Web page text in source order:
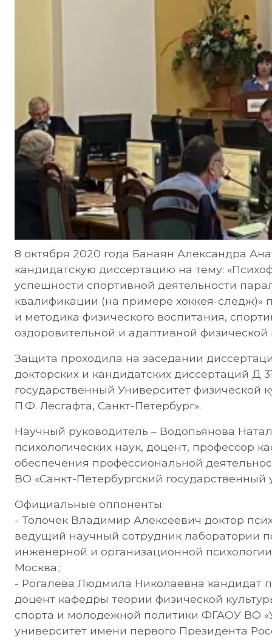
8 октября 2020 года Банаян Александра
кандидатскую диссертацию на тему:
успешности спортивной деятельности
квалификации (на примере хоккея-следж)»
и методика физического воспитания,
оздоровительной и адаптивной физической
Защита проходила на заседании
докторских и кандидатских диссертаций Д
государственный Университет физической
П.Ф. Лесгафта, Санкт-Петербург».
Научный руководитель – Водопьянова
психологических наук, доцент, профессор
обеспечения профессиональной
ВО «Санкт-Петербургский государственный
Официальные оппоненты:
- Толочек Владимир Алексеевич доктор
ведущий научный сотрудник лаборатории
инженерной и организационной
Москва.;
- Рогалева Людмила Николаевна кандидат
доцент кафедры теории физической
спорта и молодежной политики ФГАОУ ВО
университет имени первого Президента